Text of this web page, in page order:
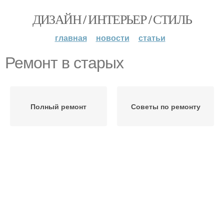
ДИЗАЙН / ИНТЕРЬЕР / СТИЛЬ
главная новости статьи
Ремонт в старых
Полный ремонт Советы по ремонту